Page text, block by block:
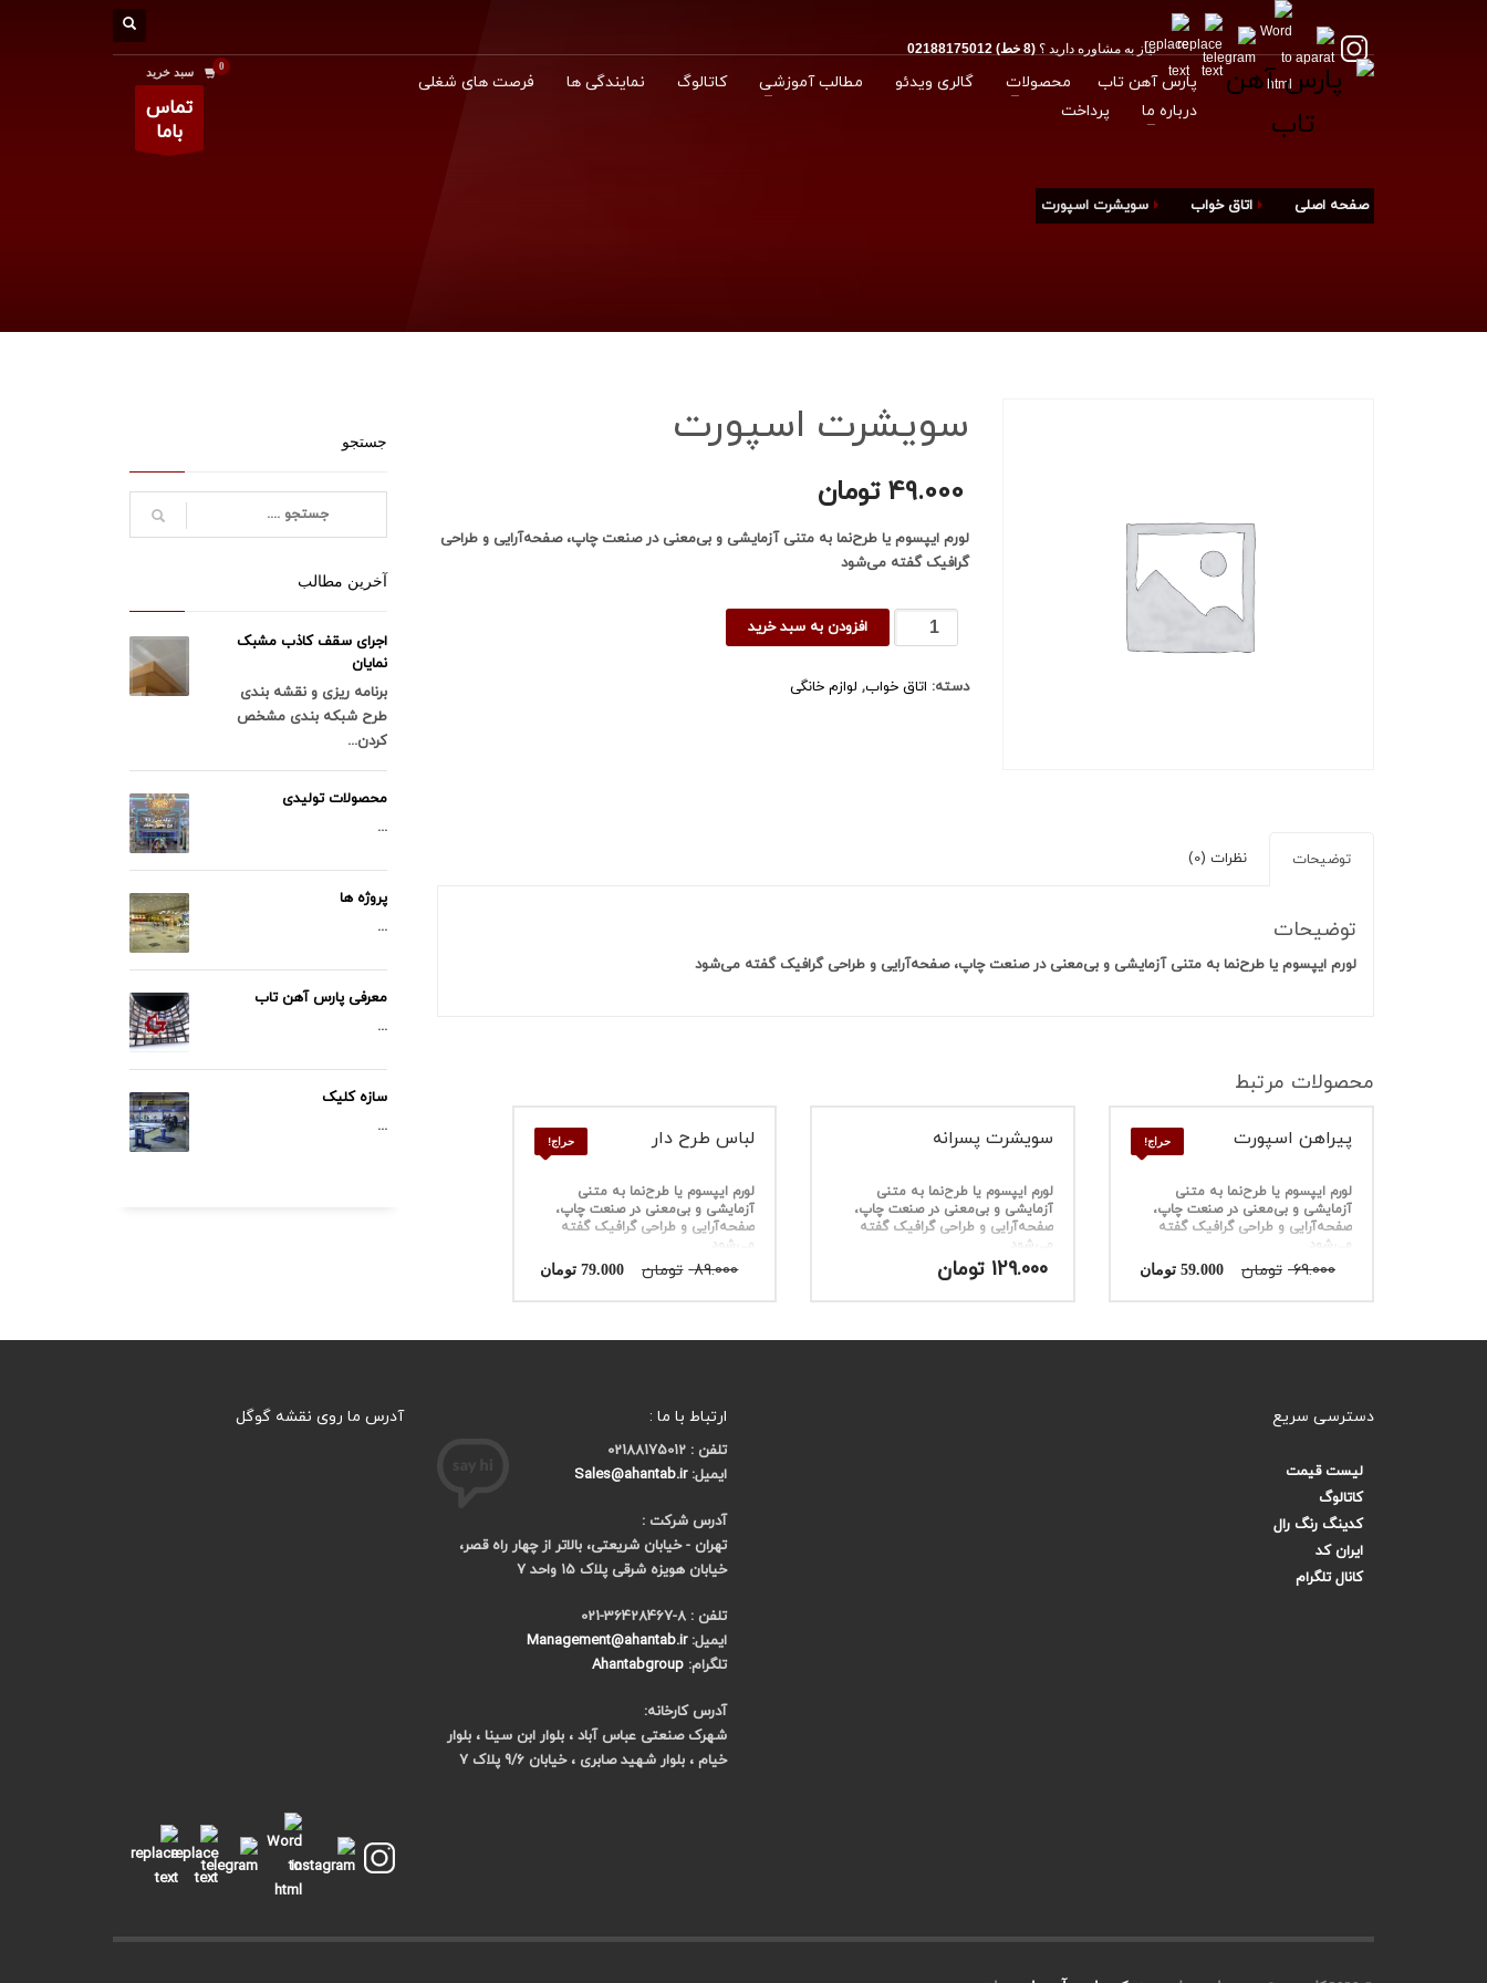
نیاز به مشاوره دارید ؟ (8 خط) 02188175012
پارس آهن تاب محصولات گالری ویدئو مطالب آموزشی کاتالوگ نمایندگی ها
فرصت های شغلی
درباره ما
پرداخت
سبد خرید
تماس
باما
صفحه اصلی اتاق خواب سویشرت اسپورت
سویشرت اسپورت
49.000 تومان
لورم ایپسوم یا طرح‌نما به متنی آزمایشی و بی‌معنی در صنعت چاپ، صفحه‌آرایی و طراحی
گرافیک گفته می‌شود
سویشرت
اسپورت
افزودن به سبد خرید
دسته: اتاق خواب, لوازم خانگی
توضیحات نظرات (0)
توضیحات
لورم ایپسوم یا طرح‌نما به متنی آزمایشی و بی‌معنی در صنعت چاپ، صفحه‌آرایی و طراحی گرافیک گفته می‌شود
محصولات مرتبط
حراج! پیراهن اسپورت
لورم ایپسوم یا طرح‌نما به متنی
آزمایشی و بی‌معنی در صنعت چاپ،
صفحه‌آرایی و طراحی گرافیک گفته
می‌شود
69.000 تومان قیمت
59.000 تومان
سویشرت پسرانه
لورم ایپسوم یا طرح‌نما به متنی
آزمایشی و بی‌معنی در صنعت چاپ،
صفحه‌آرایی و طراحی گرافیک گفته
می‌شود
129.000 تومان
حراج! لباس طرح دار
لورم ایپسوم یا طرح‌نما به متنی
آزمایشی و بی‌معنی در صنعت چاپ،
صفحه‌آرایی و طراحی گرافیک گفته
می‌شود
89.000 تومان قیمت
79.000 تومان
جستجو
آخرین مطالب
اجرای سقف کاذب مشبک
نمایان
برنامه ریزی و نقشه بندی
طرح شبکه بندی مشخص
کردن...
محصولات تولیدی
...
پروژه ها
...
معرفی پارس آهن تاب
...
سازه کلیک
...
دسترسی سریع
لیست قیمت
کاتالوگ
کدینگ رنگ رال
ایران کد
کانال تلگرام
ارتباط با ما :
تلفن : 02188175012
ایمیل:Sales@ahantab.ir
آدرس شرکت :
تهران - خیابان شریعتی، بالاتر از چهار راه قصر،
خیابان هویزه شرقی پلاک 15 واحد 7
تلفن : 8-36428467-021
ایمیل:Management@ahantab.ir
تلگرام: Ahantabgroup
آدرس کارخانه:
شهرک صنعتی عباس آباد ، بلوار ابن سینا ، بلوار
خیام ، بلوار شهید صابری ، خیابان 9/6 پلاک 7
آدرس ما روی نقشه گوگل